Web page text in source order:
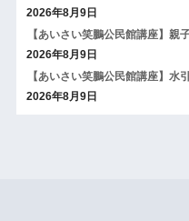
2026年8月9日
【あいさい笑鵬公民館講座】親
2026年8月9日
【あいさい笑鵬公民館講座】水
2026年8月9日